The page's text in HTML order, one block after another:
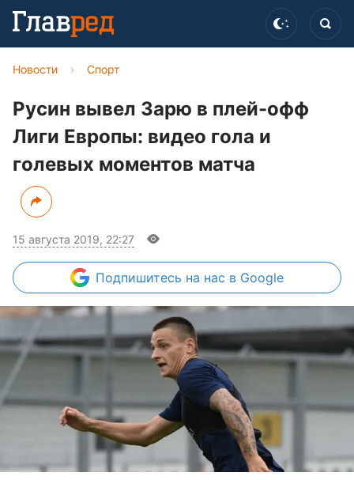
Новости › Спорт
Русин вывел Зарю в плей-офф
Лиги Европы: видео гола и
голевых моментов матча
15 августа 2019, 22:27
Подпишитесь на нас в Google